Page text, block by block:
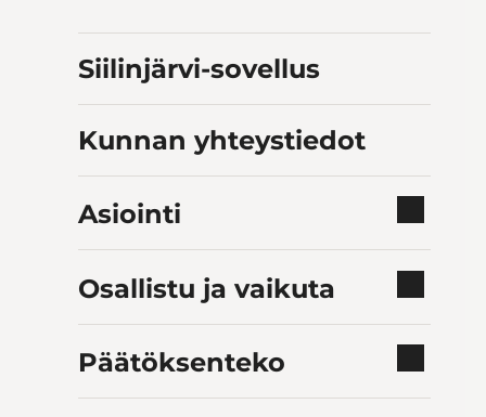
Siilinjärvi-sovellus
Kunnan yhteystiedot
Asiointi
Osallistu ja vaikuta
Päätöksenteko